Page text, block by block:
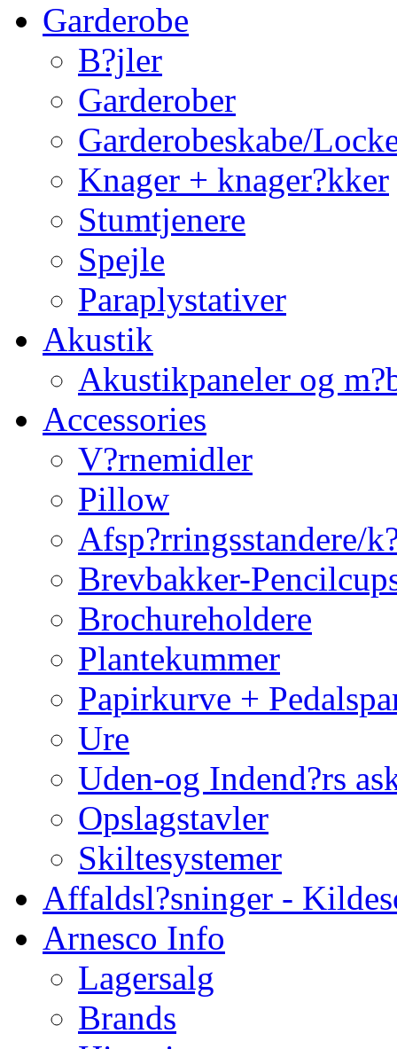
Garderobe
B?jler
Garderober
Garderobeskabe/
Knager + knager?kker
Stumtjenere
Spejle
Paraplystativer
Akustik
Akustikpaneler og
Accessories
V?rnemidler
Pillow
Afsp?rringsstandere/
Brevbakker-
Brochureholdere
Plantekummer
Papirkurve +
Ure
Uden-og Indend?rs
Opslagstavler
Skiltesystemer
Affaldsl?sninger -
Arnesco Info
Lagersalg
Brands